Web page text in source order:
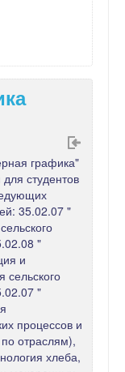
графика"
студентов
35.02.07 "
"
и
сельского
"
процессов и
отраслям),
хлеба,